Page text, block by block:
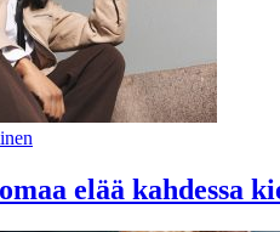
elää kahdessa